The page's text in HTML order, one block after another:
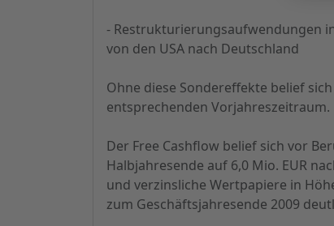
- Restrukturierungsaufwendungen
von den USA nach Deutschland
Ohne diese Sondereffekte belief sich
entsprechenden Vorjahreszeitraum.
Der Free Cashflow belief sich vor
Halbjahresende auf 6,0 Mio. EUR
und verzinsliche Wertpapiere in
zum Geschäftsjahresende 2009